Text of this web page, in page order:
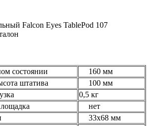
Falcon Eyes TablePod 107
состоянии
160 мм
штатива
100 мм
0,5 кг
нет
33х68 мм